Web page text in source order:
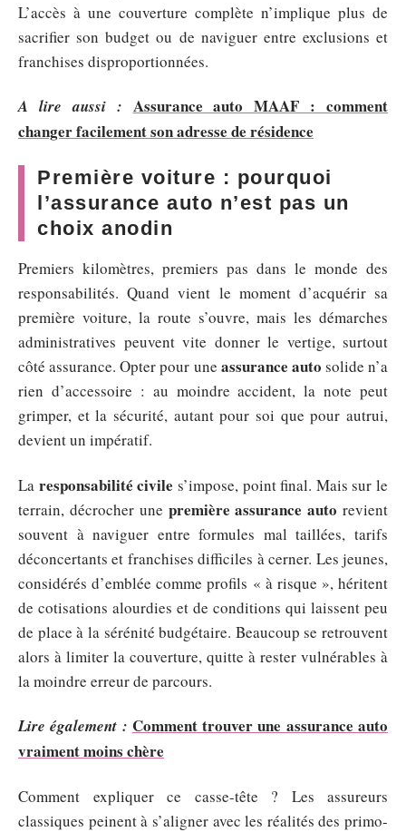
L’accès à une couverture complète n’implique plus de
sacrifier son budget ou de naviguer entre exclusions et
franchises disproportionnées.
A lire aussi : Assurance auto MAAF : comment
changer facilement son adresse de résidence
Première voiture : pourquoi
l’assurance auto n’est pas un
choix anodin
Premiers kilomètres, premiers pas dans le monde des
responsabilités. Quand vient le moment d’acquérir sa
première voiture, la route s’ouvre, mais les démarches
administratives peuvent vite donner le vertige, surtout
côté assurance. Opter pour une assurance auto solide n’a
rien d’accessoire : au moindre accident, la note peut
grimper, et la sécurité, autant pour soi que pour autrui,
devient un impératif.
La responsabilité civile s’impose, point final. Mais sur le
terrain, décrocher une première assurance auto revient
souvent à naviguer entre formules mal taillées, tarifs
déconcertants et franchises difficiles à cerner. Les jeunes,
considérés d’emblée comme profils « à risque », héritent
de cotisations alourdies et de conditions qui laissent peu
de place à la sérénité budgétaire. Beaucoup se retrouvent
alors à limiter la couverture, quitte à rester vulnérables à
la moindre erreur de parcours.
Lire également : Comment trouver une assurance auto
vraiment moins chère
Comment expliquer ce casse-tête ? Les assureurs
classiques peinent à s’aligner avec les réalités des primo-